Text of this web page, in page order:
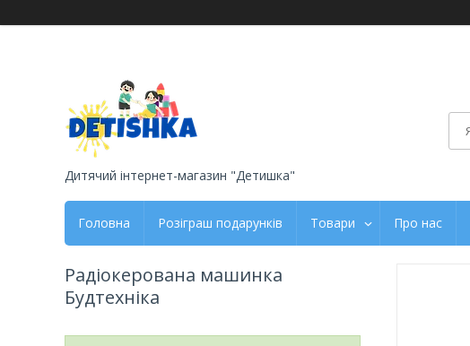
Дитячий інтернет-магазин "Детишка"
Головна Розіграш подарунків Товари Про нас
Радіокерована машинка
Будтехніка